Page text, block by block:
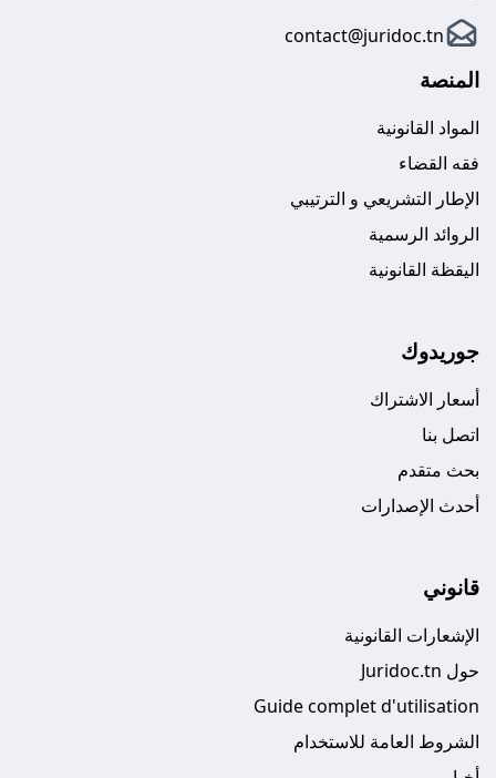
contact@juridoc.tn
المنصة
المواد القانونية
فقه القضاء
الإطار التشريعي و الترتيبي
الروائد الرسمية
اليقظة القانونية
جوريدوك
أسعار الاشتراك
اتصل بنا
بحث متقدم
أحدث الإصدارات
قانوني
الإشعارات القانونية
حول Juridoc.tn
Guide complet d'utilisation
الشروط العامة للاستخدام